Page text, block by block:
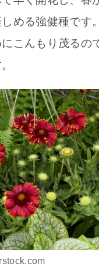
める強健種です
こんもり茂るの